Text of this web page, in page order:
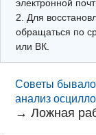
электронной
2. Для
обращаться по
или ВК.
Советы
анализ
→Ложная